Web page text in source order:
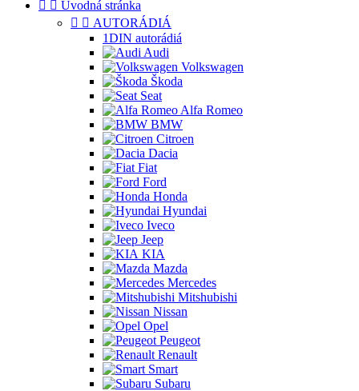
  Úvodná stránka
  AUTORÁDIÁ
1DIN autorádiá
Audi
Volkswagen
Škoda
Seat
Alfa Romeo
BMW
Citroen
Dacia
Fiat
Ford
Honda
Hyundai
Iveco
Jeep
KIA
Mazda
Mercedes
Mitshubishi
Nissan
Opel
Peugeot
Renault
Smart
Subaru